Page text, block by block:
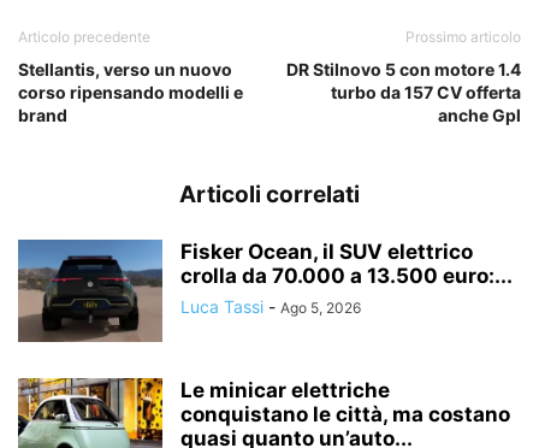
Articolo precedente
Stellantis, verso un nuovo
corso ripensando modelli e
brand
Prossimo articolo
DR Stilnovo 5 con motore 1.4
turbo da 157 CV offerta
anche Gpl
Articoli correlati
Fisker Ocean, il SUV elettrico
crolla da 70.000 a 13.500 euro:...
Luca Tassi - Ago 5, 2026
Le minicar elettriche
conquistano le città, ma costano
quasi quanto un’auto...